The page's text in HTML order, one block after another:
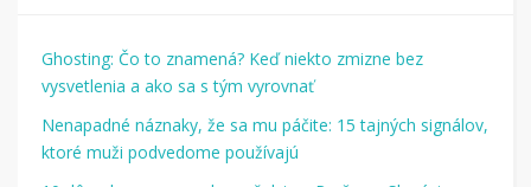
Ghosting: Čo to znamená? Keď niekto zmizne bez
vysvetlenia a ako sa s tým vyrovnať
Nenapadné náznaky, že sa mu páčite: 15 tajných signálov,
ktoré muži podvedome používajú